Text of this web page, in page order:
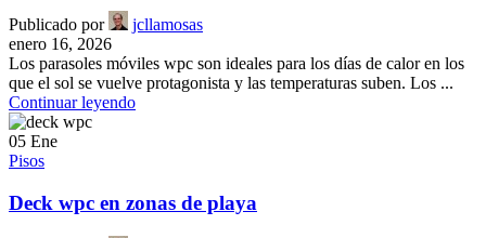
Publicado por
jcllamosas
enero 16, 2026
Los parasoles móviles wpc son ideales para los días de calor en los
que el sol se vuelve protagonista y las temperaturas suben. Los ...
Continuar leyendo
05 Ene
Pisos
Deck wpc en zonas de playa